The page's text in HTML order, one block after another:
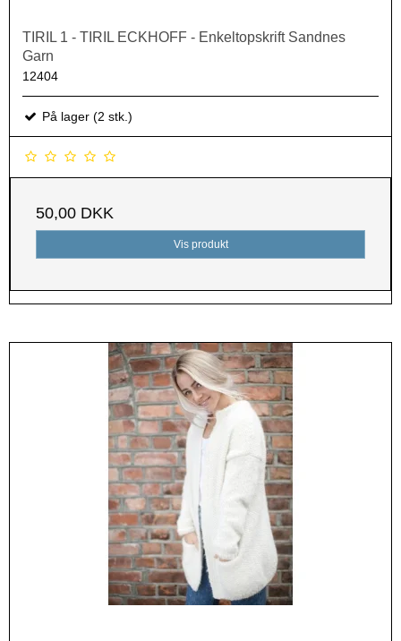
TIRIL 1 - TIRIL ECKHOFF - Enkeltopskrift Sandnes
Garn
12404
På lager (2 stk.)
50,00 DKK
Vis produkt